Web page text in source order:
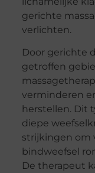
gerichte
verlichten.
Door gerichte
getroffen
verminderen
herstellen. Dit
diepe
strijkingen om
bindweefsel
De therapeut